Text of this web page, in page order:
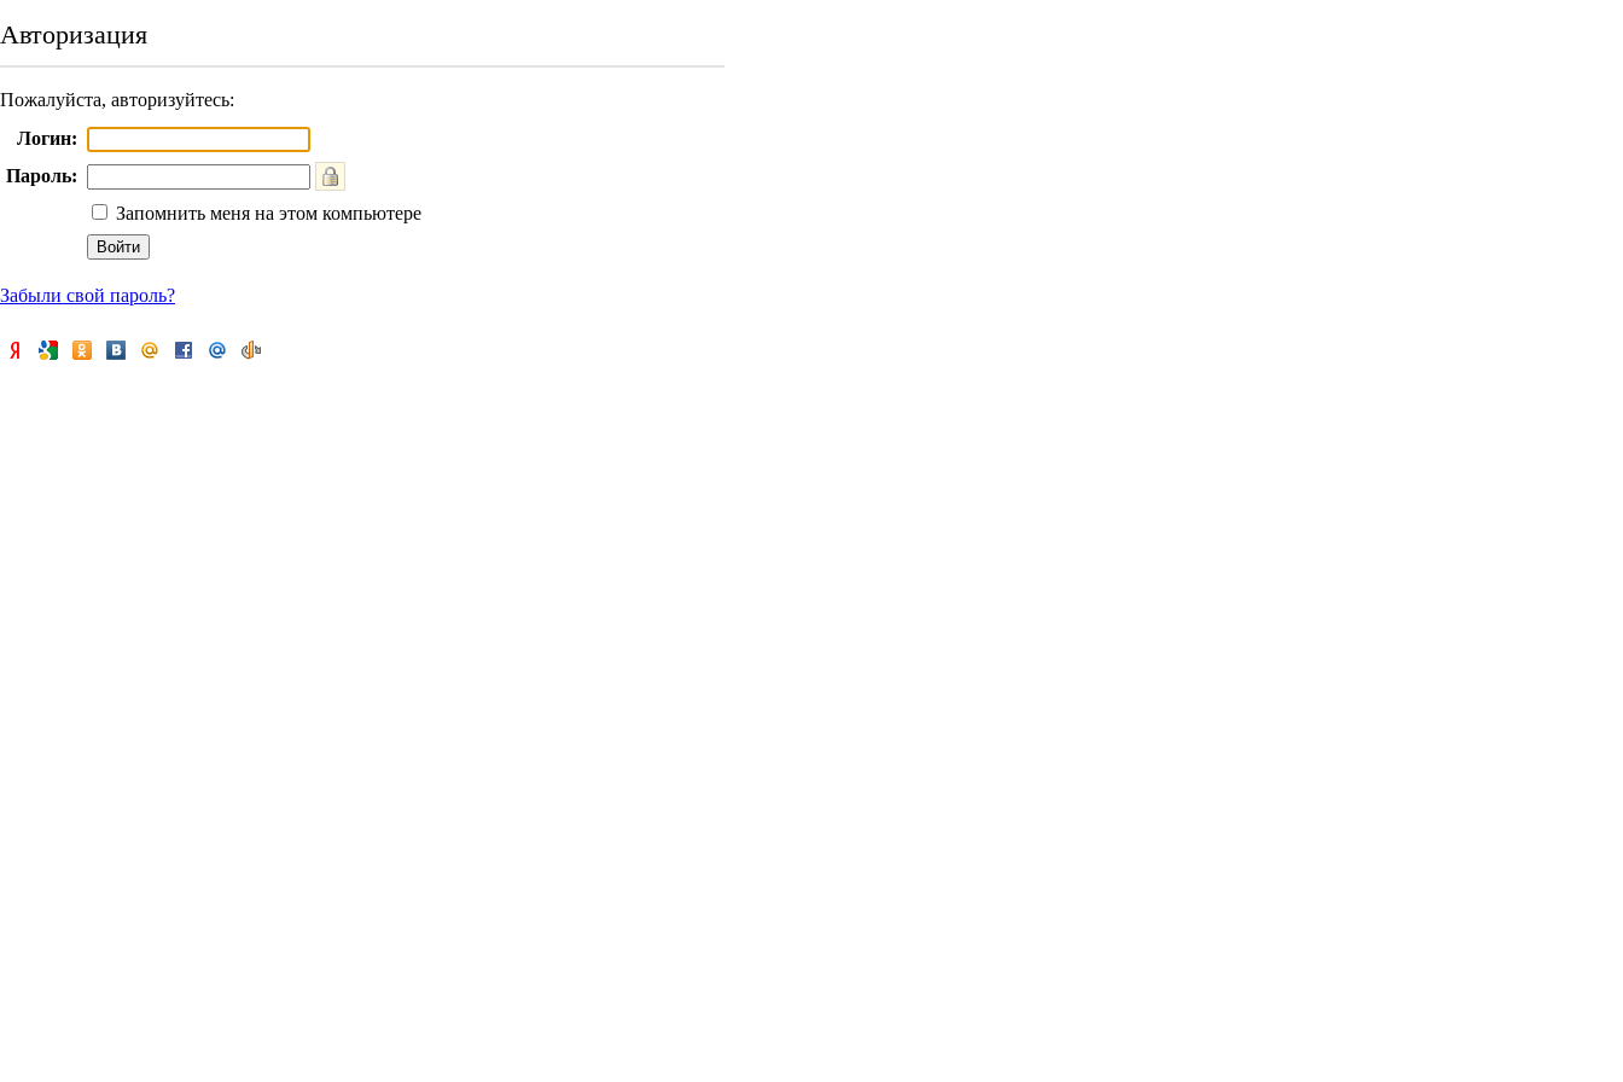
Авторизация
Пожалуйста, авторизуйтесь:
Логин:
Пароль:
Запомнить меня на этом компьютере
Забыли свой пароль?